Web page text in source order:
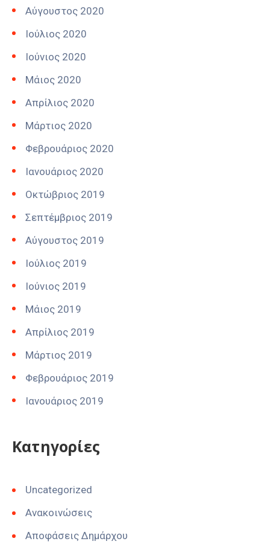
Αύγουστος 2020
Ιούλιος 2020
Ιούνιος 2020
Μάιος 2020
Απρίλιος 2020
Μάρτιος 2020
Φεβρουάριος 2020
Ιανουάριος 2020
Οκτώβριος 2019
Σεπτέμβριος 2019
Αύγουστος 2019
Ιούλιος 2019
Ιούνιος 2019
Μάιος 2019
Απρίλιος 2019
Μάρτιος 2019
Φεβρουάριος 2019
Ιανουάριος 2019
Kατηγορίες
Uncategorized
Ανακοινώσεις
Αποφάσεις Δημάρχου